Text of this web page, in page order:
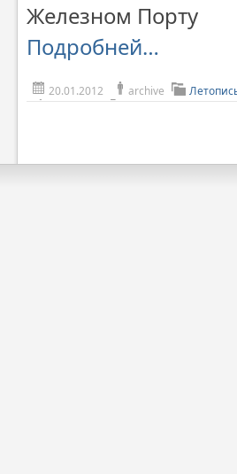
Железном Порту
Подробней…
20.01.2012 archive